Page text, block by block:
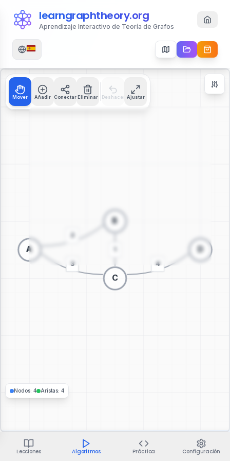
learngraphtheory.org
Aprendizaje Interactivo de Teoría de Grafos
Mover Añadir ConectarEliminar Deshacer Ajustar
Ajustar a Pantalla
Cambiar a visualización 3D
Nodos: 4 Aristas: 4
Lecciones Algoritmos Práctica Configuración